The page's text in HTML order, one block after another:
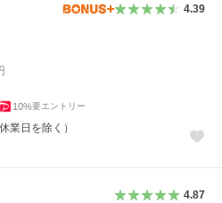
4.39
10%要エントリー
業日を除く）
4.87